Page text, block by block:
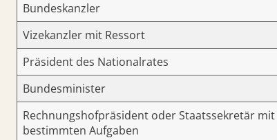
Bundeskanzler
Vizekanzler mit Ressort
Präsident des Nationalrates
Bundesminister
Rechnungshofpräsident oder Staatssekretär mit
bestimmten Aufgaben